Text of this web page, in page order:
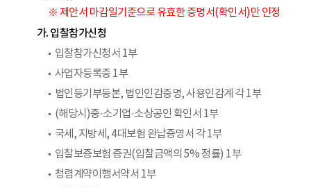
※ 제안서 마감일기준으로 유효한 증명서(확인서)만 인정
가. 입찰참가신청
입찰참가신청서 1부
사업자등록증 1부
법인등기부등본, 법인인감증명, 사용인감계 각 1부
(해당시)중·소기업·소상공인 확인서 1부
국세, 지방세, 4대보험 완납증명서 각 1부
입찰보증보험 증권(입찰금액의 5% 정률) 1부
청렴계약이행서약서 1부